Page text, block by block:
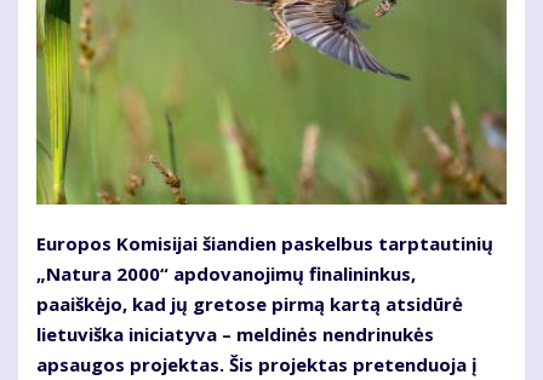
Europos Komisijai šiandien paskelbus tarptautinių
„Natura 2000“ apdovanojimų finalininkus,
paaiškėjo, kad jų gretose pirmą kartą atsidūrė
lietuviška iniciatyva – meldinės nendrinukės
apsaugos projektas. Šis projektas pretenduoja į